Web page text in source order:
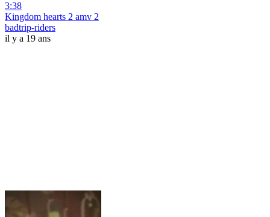
3:38
Kingdom hearts 2 amv 2
badtrip-riders
il y a 19 ans